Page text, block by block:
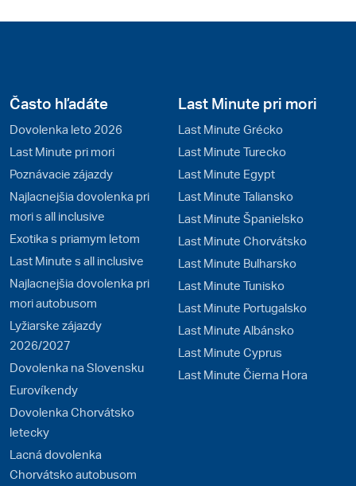
Často hľadáte
Dovolenka leto 2026
Last Minute pri mori
Poznávacie zájazdy
Najlacnejšia dovolenka pri
mori s all inclusive
Exotika s priamym letom
Last Minute s all inclusive
Najlacnejšia dovolenka pri
mori autobusom
Lyžiarske zájazdy
2026/2027
Dovolenka na Slovensku
Eurovíkendy
Dovolenka Chorvátsko
letecky
Lacná dovolenka
Chorvátsko autobusom
Last Minute pri mori
Last Minute Grécko
Last Minute Turecko
Last Minute Egypt
Last Minute Taliansko
Last Minute Španielsko
Last Minute Chorvátsko
Last Minute Bulharsko
Last Minute Tunisko
Last Minute Portugalsko
Last Minute Albánsko
Last Minute Cyprus
Last Minute Čierna Hora